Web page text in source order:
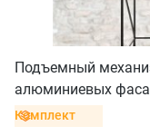
Подъемный
алюминиевых
Комплект